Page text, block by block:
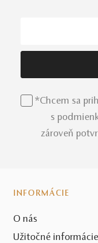
*Chcem sa
s
zároveň
INFORMÁCIE
O nás
Užitočné informácie